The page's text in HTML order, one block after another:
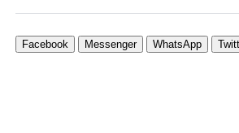
Facebook Messenger WhatsApp